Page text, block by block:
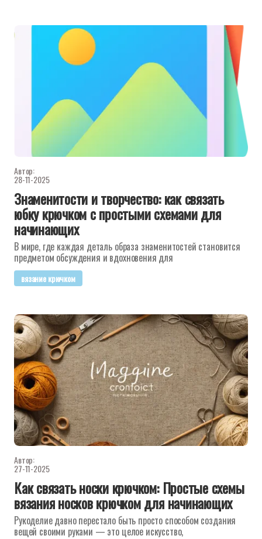
Автор:
28-11-2025
Знаменитости и творчество: как связать
юбку крючком с простыми схемами для
начинающих
В мире, где каждая деталь образа знаменитостей становится
предметом обсуждения и вдохновения для
вязание крючком
Автор:
27-11-2025
Как связать носки крючком: Простые схемы
вязания носков крючком для начинающих
Рукоделие давно перестало быть просто способом создания
вещей своими руками — это целое искусство,